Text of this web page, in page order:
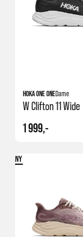
Vi hjelper deg
Skulle du være i
HOKA ONE ONEDame
W Clifton 11 Wide
1 999,-
NY